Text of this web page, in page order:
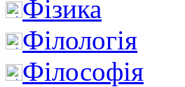
Фізика
Філологія
Філософія